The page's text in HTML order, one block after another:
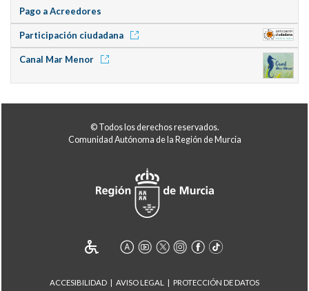
Pago a Acreedores
Participación ciudadana
Canal Mar Menor
© Todos los derechos reservados.
Comunidad Autónoma de la Región de Murcia
ACCESIBILIDAD AVISO LEGAL PROTECCIÓN DE DATOS